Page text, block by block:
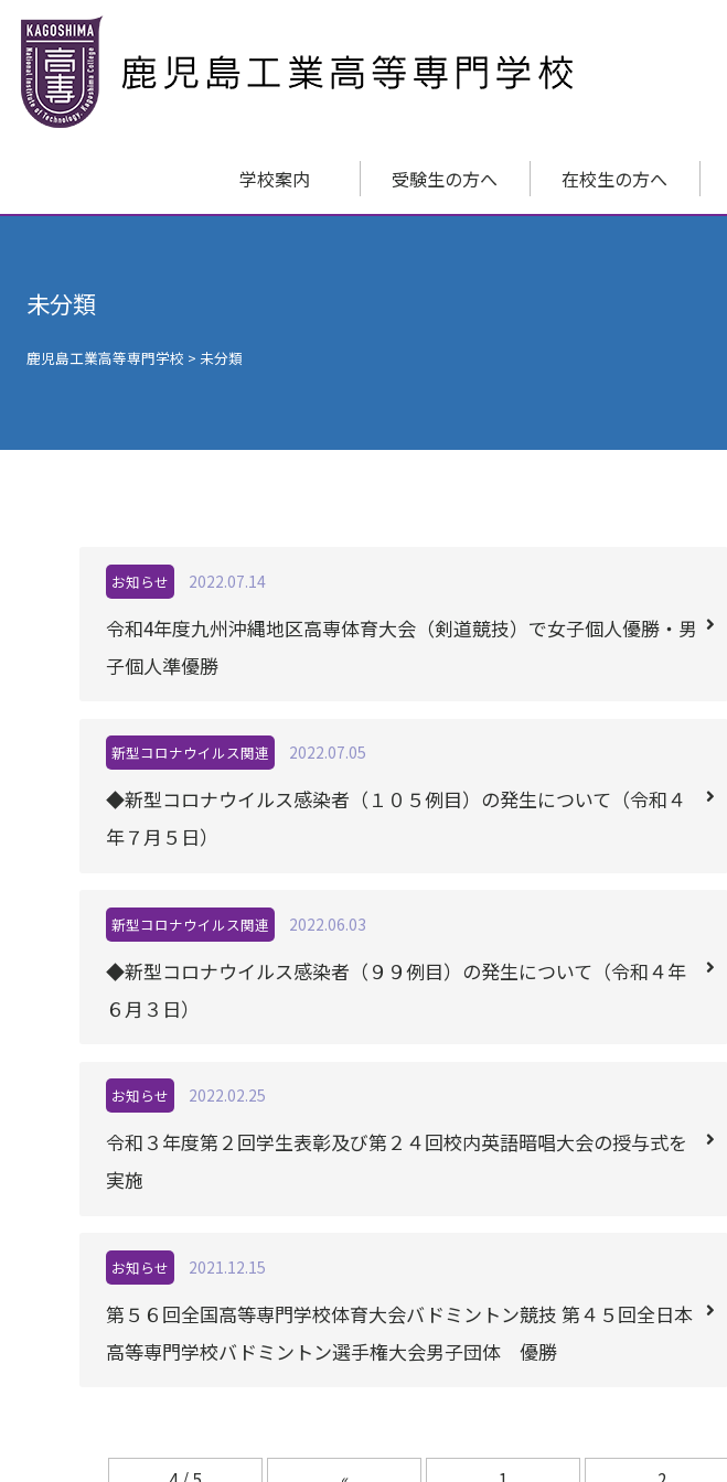
学校案内 受験生の方へ 在校生の方へ
未分類
鹿児島工業高等専門学校 > 未分類
お知らせ 2022.07.14
令和4年度九州沖縄地区高専体育大会（剣道競技）で女子個人優勝・男
子個人準優勝
新型コロナウイルス関連 2022.07.05
◆新型コロナウイルス感染者（１０５例目）の発生について（令和４
年７月５日）
新型コロナウイルス関連 2022.06.03
◆新型コロナウイルス感染者（９９例目）の発生について（令和４年
６月３日）
お知らせ 2022.02.25
令和３年度第２回学生表彰及び第２４回校内英語暗唱大会の授与式を
実施
お知らせ 2021.12.15
第５６回全国高等専門学校体育大会バドミントン競技 第４５回全日本
高等専門学校バドミントン選手権大会男子団体 優勝